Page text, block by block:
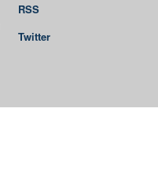
RSS
Twitter